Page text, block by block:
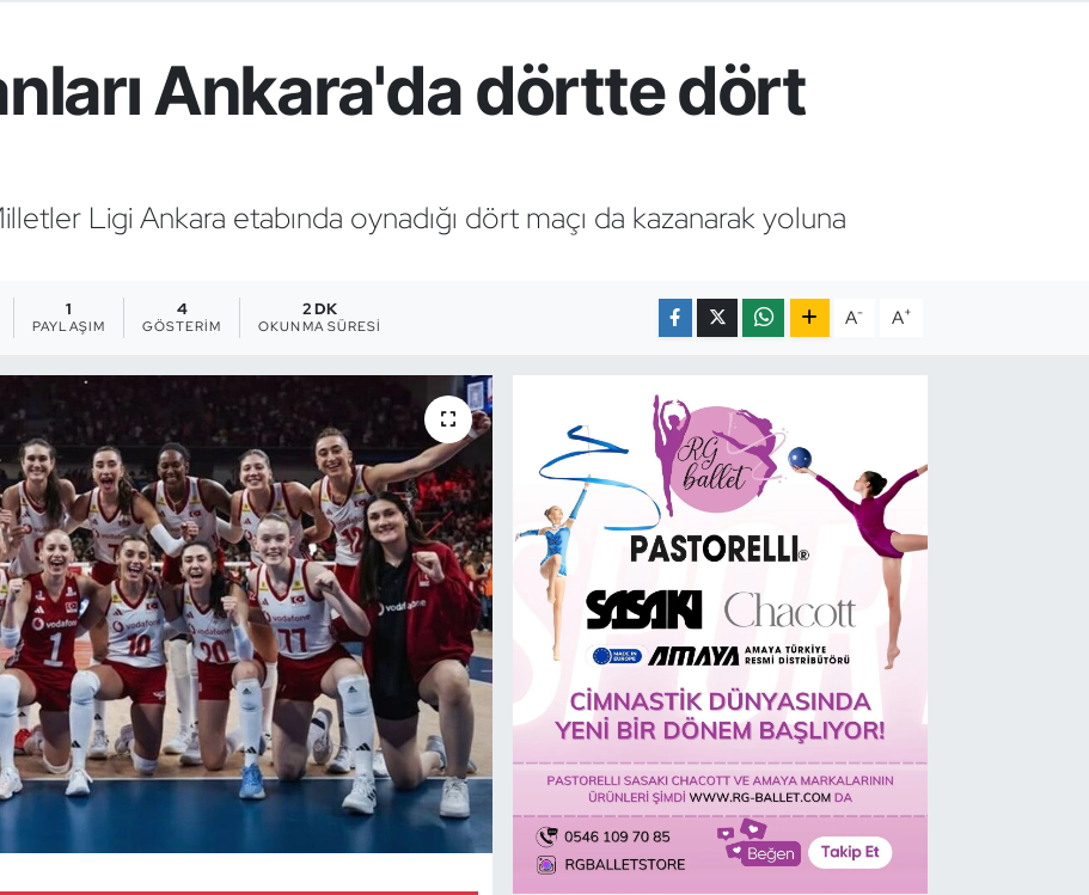
Ankara'da dörtte dört
Ligi Ankara etabında oynadığı dört maçı da kazanarak yoluna
1
PAYLAŞIM
4
GÖSTERIM
2 DK
OKUNMA SÜRESI A- A+